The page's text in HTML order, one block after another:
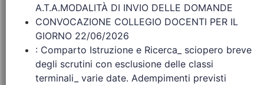
A.T.A.MODALITÀ DI INVIO DELLE DOMANDE
CONVOCAZIONE COLLEGIO DOCENTI PER IL
GIORNO 22/06/2026
: Comparto Istruzione e Ricerca_ sciopero breve
degli scrutini con esclusione delle classi
terminali_ varie date. Adempimenti previsti